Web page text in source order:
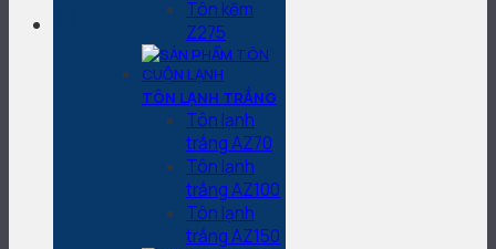
Tôn kẽm
Z275
TÔN LẠNH TRẮNG
Tôn lạnh
trắng AZ70
Tôn lạnh
trắng AZ100
Tôn lạnh
trắng AZ150